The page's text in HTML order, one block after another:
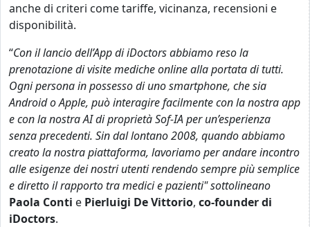
anche di criteri come tariffe, vicinanza, recensioni e
disponibilità.
“Con il lancio dell’App di iDoctors abbiamo reso la
prenotazione di visite mediche online alla portata di tutti.
Ogni persona in possesso di uno smartphone, che sia
Android o Apple, può interagire facilmente con la nostra app
e con la nostra AI di proprietà Sof-IA per un’esperienza
senza precedenti. Sin dal lontano 2008, quando abbiamo
creato la nostra piattaforma, lavoriamo per andare incontro
alle esigenze dei nostri utenti rendendo sempre più semplice
e diretto il rapporto tra medici e pazienti" sottolineano
Paola Conti e Pierluigi De Vittorio, co-founder di
iDoctors.